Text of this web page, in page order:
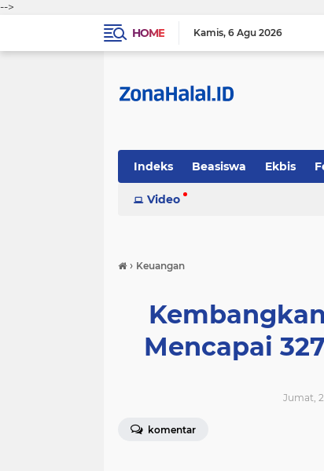
-->
HOME
Kamis 6 Agu 2026
Indeks Beasiswa Ekbis
Sosok Tekno-Sains
Video
› Keuangan
Mencapai
Jumat,
komentar